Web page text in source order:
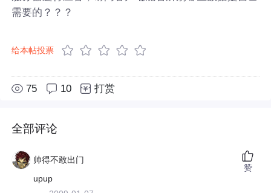
需要的？？？
给本帖投票
75 10 打赏
全部评论
帅得不敢出门
upup
赞